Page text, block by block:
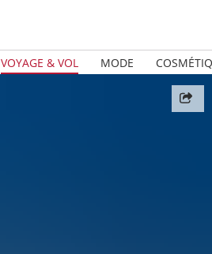
VOYAGE & VOL MODE